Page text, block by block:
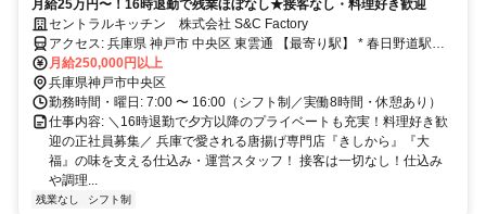
月給25万円〜！16時退勤で残業ほぼなし★接客なし・料理好き歓迎
セントラルキッチン 株式会社 S&C Factory
アクセス: 兵庫県 神戸市 中央区 東雲通 【最寄り駅】 * 春日野道駅
（阪急電鉄神戸本線） * 春日野道駅（阪神電気鉄道本線） * 灘駅（JR
西日本東海道本線） * 新神戸駅（神戸市営地下鉄西神・山手線・北神
線）
月給250,000円以上
兵庫県神戸市中央区
勤務時間・曜日: 7:00 〜 16:00（シフト制／実働8時間・休憩あり）
仕事内容: ＼16時退勤で夕方以降のプライベートも充実！料理好き歓
迎の正社員募集／ 兵庫で愛される唐揚げ専門店『きしから』『大
福』の味を支える仕込み・運営スタッフ！ 接客は一切なし！仕込み
や調理...
残業なし シフト制